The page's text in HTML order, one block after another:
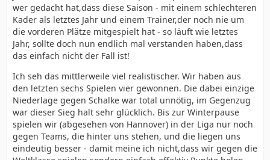
wer gedacht hat,dass diese Saison - mit einem schlechteren
Kader als letztes Jahr und einem Trainer,der noch nie um
die vorderen Plätze mitgespielt hat - so läuft wie letztes
Jahr, sollte doch nun endlich mal verstanden haben,dass
das einfach nicht der Fall ist!
Ich seh das mittlerweile viel realistischer. Wir haben aus
den letzten sechs Spielen vier gewonnen. Die dabei einzige
Niederlage gegen Schalke war total unnötig, im Gegenzug
war dieser Sieg halt sehr glücklich. Bis zur Winterpause
spielen wir (abgesehen von Hannover) in der Liga nur noch
gegen Teams, die hinter uns stehen, und die liegen uns
eindeutig besser - damit meine ich nicht,dass wir gegen die